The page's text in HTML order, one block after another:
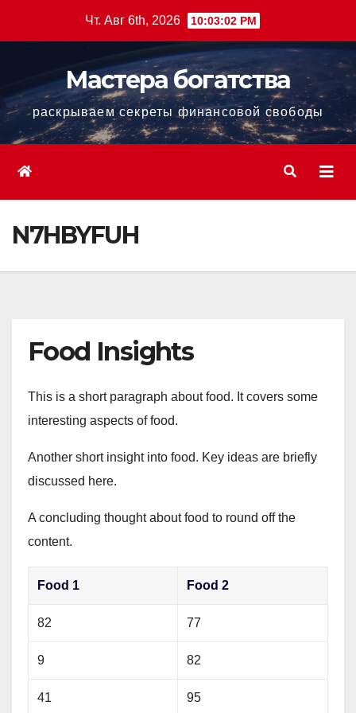
Чт. Авг 6th, 2026 10:03:03 PM
Мастера богатства
раскрываем секреты финансовой свободы
N7HBYFUH
Food Insights
This is a short paragraph about food. It covers some
interesting aspects of food.
Another short insight into food. Key ideas are briefly
discussed here.
A concluding thought about food to round off the
content.
Food 1 Food 2
82 77
9 82
41 95